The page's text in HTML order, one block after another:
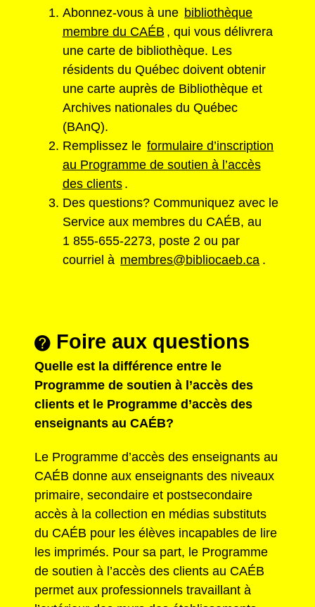
Abonnez-vous à une bibliothèque
membre du CAÉB , qui vous délivrera
une carte de bibliothèque. Les
résidents du Québec doivent obtenir
une carte auprès de Bibliothèque et
Archives nationales du Québec
(BAnQ).
Remplissez le formulaire d’inscription
au Programme de soutien à l’accès
des clients .
Des questions? Communiquez avec le
Service aux membres du CAÉB, au
1 855-655-2273, poste 2 ou par
courriel à membres@bibliocaeb.ca .
Foire aux questions
Quelle est la différence entre le
Programme de soutien à l’accès des
clients et le Programme d’accès des
enseignants au CAÉB?
Le Programme d’accès des enseignants au
CAÉB donne aux enseignants des niveaux
primaire, secondaire et postsecondaire
accès à la collection en médias substituts
du CAÉB pour les élèves incapables de lire
les imprimés. Pour sa part, le Programme
de soutien à l’accès des clients au CAÉB
permet aux professionnels travaillant à